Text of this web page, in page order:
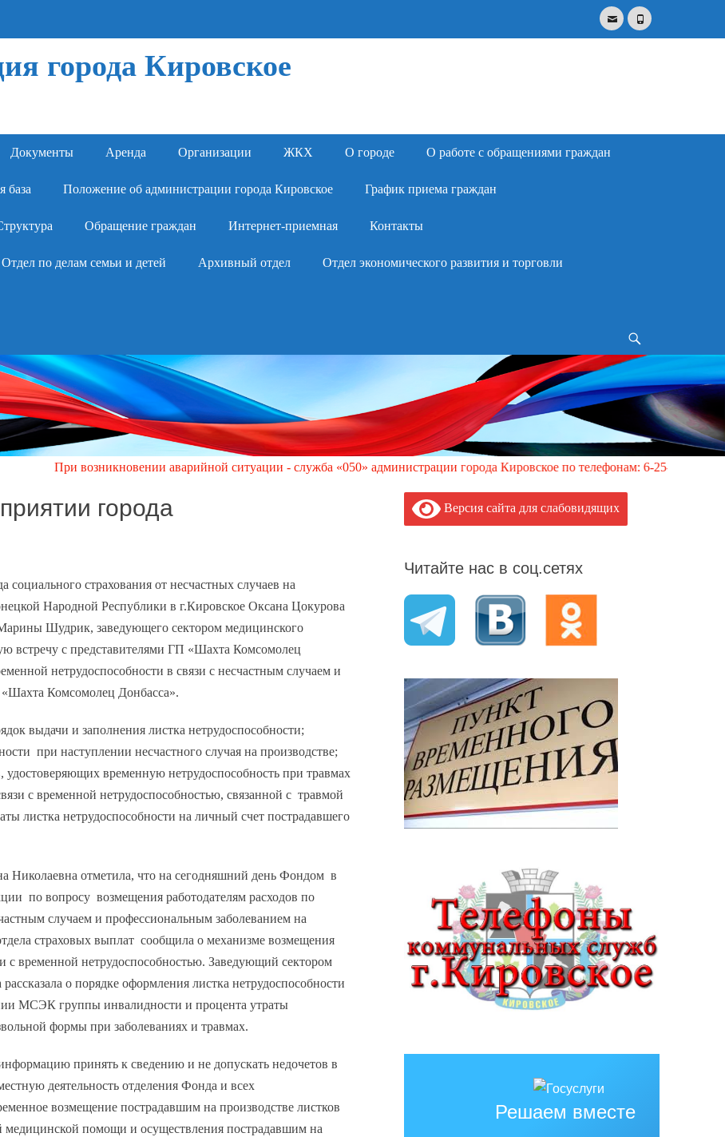
EmailPhone
города Кировское
Документы Аренда Организации ЖКХ О городе О работе с обращениями граждан
база Положение об администрации города Кировское График приема граждан
Обращение граждан Интернет-приемная Контакты
Отдел по делам семьи и детей Архивный отдел Отдел экономического развития и торговли
возникновении аварийной ситуации - служба «050» администрации города Кировское по телефонам: 6-25-00; +7-949-352-87-40,
города
страхования от несчастных случаев на
Народной Республики в г.Кировское Оксана Цокурова
Шудрик, заведующего сектором медицинского
встречу с представителями ГП «Шахта Комсомолец
нетрудоспособности в связи с несчастным случаем и
Комсомолец Донбасса».
выдачи и заполнения листка нетрудоспособности;
при наступлении несчастного случая на производстве;
удостоверяющих временную нетрудоспособность при травмах
с временной нетрудоспособностью, связанной с травмой
листка нетрудоспособности на личный счет пострадавшего
Николаевна отметила, что на сегодняшний день Фондом в
по вопросу возмещения работодателям расходов по
случаем и профессиональным заболеванием на
страховых выплат сообщила о механизме возмещения
с временной нетрудоспособностью. Заведующий сектором
о порядке оформления листка нетрудоспособности
МСЭК группы инвалидности и процента утраты
формы при заболеваниях и травмах.
принять к сведению и не допускать недочетов в
деятельность отделения Фонда и всех
возмещение пострадавшим на производстве листков
медицинской помощи и осуществления пострадавшим на
Версия сайта для слабовидящих
Читайте нас в соц.сетях
Решаем вместе